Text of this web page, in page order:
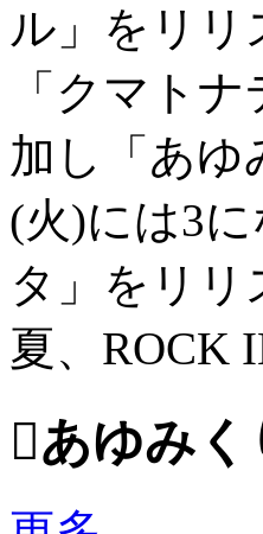
ル」をリ
「クマト
加し「あゆ
(火)には3
タ」をリ
夏、ROCK
あゆみ